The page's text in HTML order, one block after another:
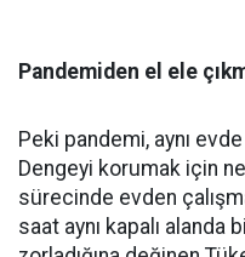
Pandemiden el ele
Peki pandemi, aynı
Dengeyi korumak için
sürecinde evden
saat aynı kapalı alanda